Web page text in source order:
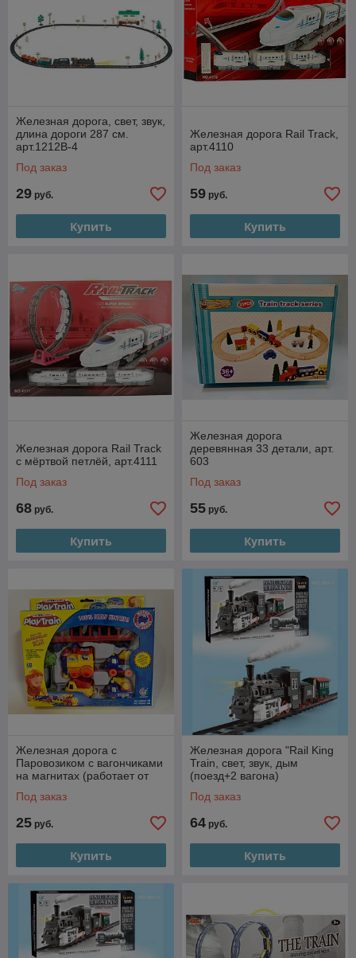
Железная дорога, свет, звук,
длина дороги 287 см.
арт.1212B-4
Под заказ
29 руб.
Купить
Железная дорога Rail Track,
арт.4110
Под заказ
59 руб.
Купить
Железная дорога Rail Track
с мёртвой петлёй, арт.4111
Под заказ
68 руб.
Купить
Железная дорога
деревянная 33 детали, арт.
603
Под заказ
55 руб.
Купить
Железная дорога с
Паровозиком с вагончиками
на магнитах (работает от
Под заказ
25 руб.
Купить
Железная дорога "Rail King
Train, свет, звук, дым
(поезд+2 вагона)
Под заказ
64 руб.
Купить